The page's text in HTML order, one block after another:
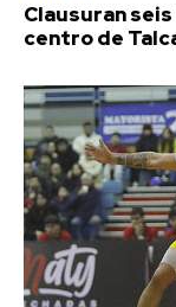
Clausuran
centro de